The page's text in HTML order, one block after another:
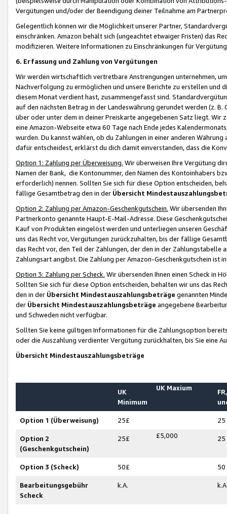
Vergütungen und/oder der Beendigung deiner Teilnahme am
Gelegentlich können wir die Möglichkeit unserer Partner,
einschränken. Amazon behält sich (ungeachtet etwaiger Fristen) das
modifizieren. Weitere Informationen zu Einschränkungen für
6. Erfassung und Zahlung von Vergütungen
Wir werden wirtschaftlich vertretbare Anstrengungen unternehmen,
Nachverfolgung zu ermöglichen und unsere Berichte zu erstellen und
diesem Monat verdient hast, zusammengefasst sind.
auf den nächsten Betrag in der Landeswährung gerundet werden (z.
über oder unter dem in deiner Preiskarte angegebenen Satz liegt.
eine Amazon-Webseite etwa 60 Tage nach Ende jedes
wurden. Du kannst wählen, ob du Zahlungen in einer anderen
dafür entscheidest, erklärst du dich damit einverstanden, dass die
Option 1: Zahlung per Überweisung. Wir überweisen Ihre Vergütung
Namen der Bank, die Kontonummer, den Namen des Kontoinhabers
erforderlich) nennen. Sollten Sie sich für diese Option entscheiden,
fällige Gesamtbetrag den in der Übersicht
Option 2: Zahlung per Amazon-Geschenkgutschein. Wir übersenden
Partnerkonto genannte Haupt-E-Mail-Adresse. Diese
Kauf von Produkten eingelöst werden und unterliegen unseren
uns das Recht vor, Vergütungen zurückzuhalten, bis der fällige
das Recht vor, den Teil der Zahlungen, der den in der
Zahlungsart angibst. Die Zahlung per Amazon-Geschenkgutschein ist
Option 3: Zahlung per Scheck. Wir übersenden Ihnen einen Scheck in
Sollten Sie sich für diese Option entscheiden, behalten wir uns das
den in der Übersicht Mindestauszahlungsbeträge genannten
der Übersicht Mindestauszahlungsbeträge angegebene
und Schweden nicht verfügbar.
Sollten Sie keine gültigen Informationen für die Zahlungsoption
oder die Auszahlung verdienter Vergütung zurückhalten, bis Sie
Übersicht Mindestauszahlungsbeträge
UK
Minimum
UK Maxium
Option 1 (Überweisung) 25£ 25
Option 2
(Geschenkgutschein)
25£ £5,000 25
Option 3 (Scheck) 50£ 50
Bearbeitungsgebühr
Scheck
k.A.